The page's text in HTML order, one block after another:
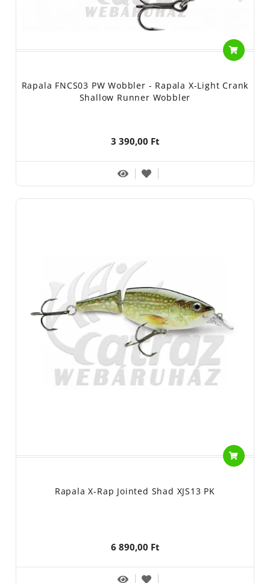
Rapala FNCS03 PW Wobbler - Rapala X-Light Crank
Shallow Runner Wobbler
3 390,00 Ft
Rapala X-Rap Jointed Shad XJS13 PK
6 890,00 Ft